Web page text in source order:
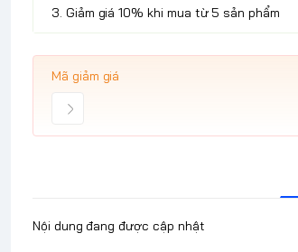
3. Giảm giá 10% khi mua từ 5 sản phẩm
Mã giảm giá
Nội dung đang được cập nhật